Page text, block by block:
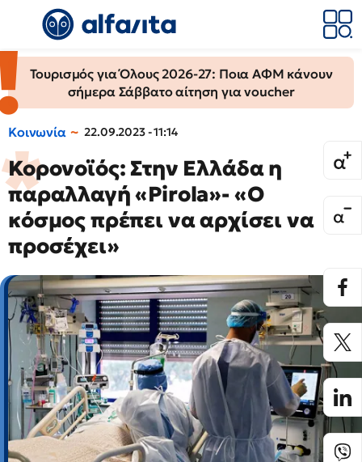
Τουρισμός για Όλους 2026-27: Ποια ΑΦΜ κάνουν
σήμερα Σάββατο αίτηση για voucher
Κοινωνία 22.09.2023 - 11:14
Κορονοϊός: Στην Ελλάδα η
παραλλαγή «Pirola»- «Ο
κόσμος πρέπει να αρχίσει να
προσέχει»